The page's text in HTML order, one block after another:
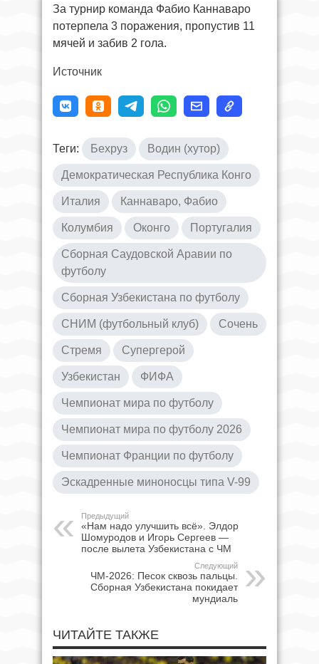
За турнир команда Фабио Каннаваро
потерпела 3 поражения, пропустив 11
мячей и забив 2 гола.
Источник
Теги: Бехруз Водин (хутор)
Демократическая Республика Конго
Италия Каннаваро, Фабио
Колумбия Оконго Португалия
Сборная Саудовской Аравии по
футболу
Сборная Узбекистана по футболу
СНИМ (футбольный клуб) Сочень
Стремя Супергерой
Узбекистан ФИФА
Чемпионат мира по футболу
Чемпионат мира по футболу 2026
Чемпионат Франции по футболу
Эскадренные миноносцы типа V-99
Предыдущий
«Нам надо улучшить всё». Элдор
Шомуродов и Игорь Сергеев —
после вылета Узбекистана с ЧМ
Следующий
ЧМ-2026: Песок сквозь пальцы.
Сборная Узбекистана покидает
мундиаль
ЧИТАЙТЕ ТАКЖЕ